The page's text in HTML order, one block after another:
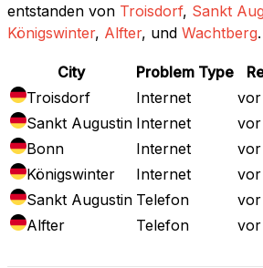
entstanden von Troisdorf, Sankt
Königswinter, Alfter, und Wachtberg.
City Problem Type
Troisdorf
Internet
vor
Sankt Augustin Internet
vor
Bonn
Internet
vor
Königswinter
Internet
vor
Sankt Augustin Telefon
vor
Alfter
Telefon